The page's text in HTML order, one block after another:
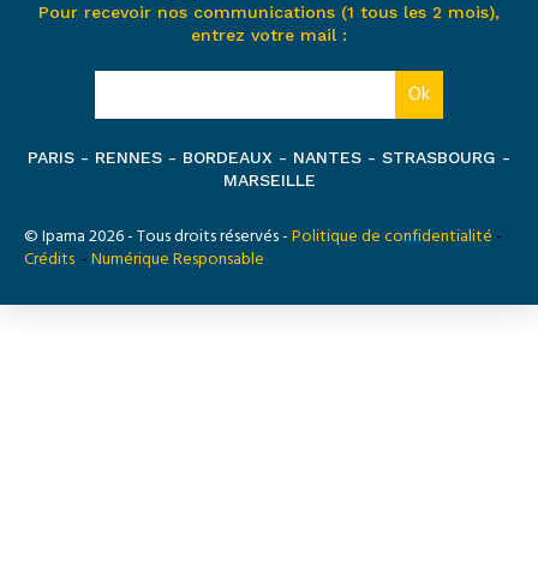
Pour recevoir nos communications (1 tous les 2 mois),
entrez votre mail :
PARIS - RENNES - BORDEAUX - NANTES - STRASBOURG -
MARSEILLE
© Ipama 2026 - Tous droits réservés - Politique de confidentialité -
Crédits - Numérique Responsable